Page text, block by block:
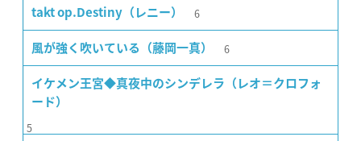
takt op.Destiny（レニー） 6
風が強く吹いている（藤岡一真） 6
イケメン王宮◆真夜中のシンデレラ（レオ＝クロフォ
ード）
5